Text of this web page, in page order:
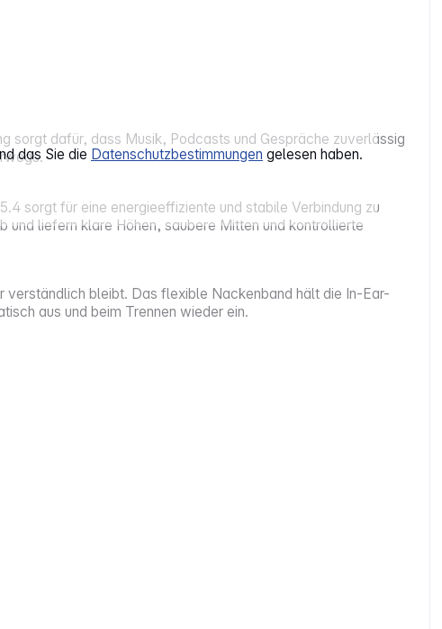
das Sie die Datenschutzbestimmungen gelesen haben.
sorgt dafür, dass Musik, Podcasts und Gespräche zuverlässig
sorgt für eine energieeffiziente und stabile Verbindung zu
liefern klare Höhen, saubere Mitten und kontrollierte
bleibt. Das flexible Nackenband hält die In-Ear-
aus und beim Trennen wieder ein.